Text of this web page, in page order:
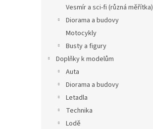
Vesmír a sci-fi (různá měřítka)
Diorama a budovy
Motocykly
Busty a figury
Doplňky k modelům
Auta
Diorama a budovy
Letadla
Technika
Lodě